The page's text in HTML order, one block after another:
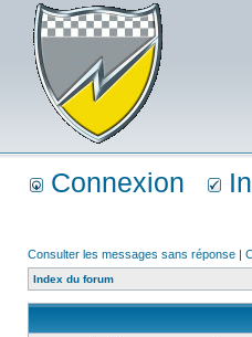
Connexion
Consulter les messages sans réponse |
Index du forum